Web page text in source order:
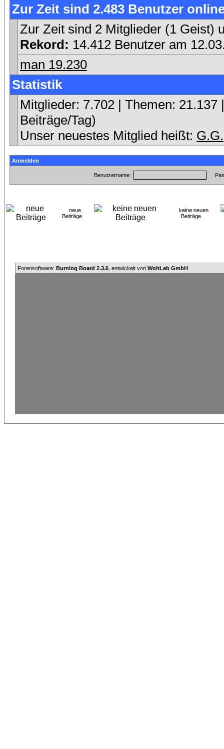
Zur Zeit sind 2.483 Benutzer
Zur Zeit sind 2 Mitglieder (1 Geist)
Rekord: 14.412 Benutzer am
man 19.230
Statistik
Mitglieder: 7.702 | Themen:
Beiträge/Tag)
Unser neuestes Mitglied heißt: G.G.
Anmelden
Benutzername:
neue
Beiträge
keine neuen
Beiträge
Forensoftware: Burning Board 2.3.6 , entwickelt von WoltLab GmbH